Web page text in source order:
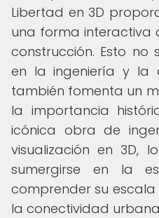
Libertad en 3D
una forma interactiva
construcción. Esto no
en la ingeniería y la
también fomenta un
la importancia
icónica obra de
visualización en 3D,
sumergirse en la
comprender su
la conectividad